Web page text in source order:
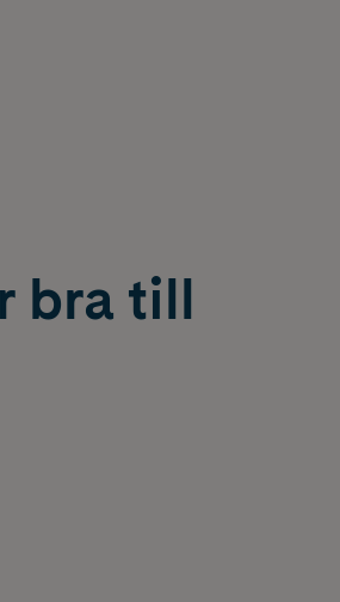
bra till